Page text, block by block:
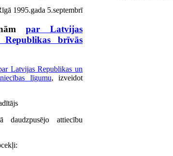
1995.gada 5.septembrī
par Latvijas
brīvās
Latvijas Republikas un
līgumu, izveidot
attiecību